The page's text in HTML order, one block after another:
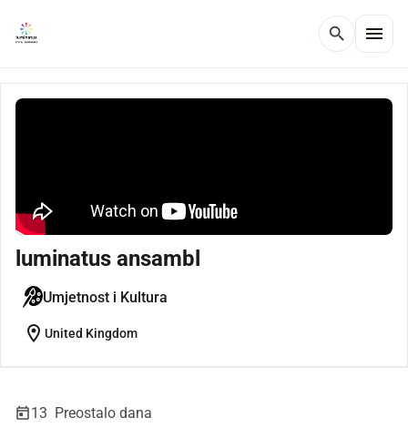
search menu
luminatus ansambl
Umjetnost i Kultura
location_on United Kingdom
13 Preostalo dana